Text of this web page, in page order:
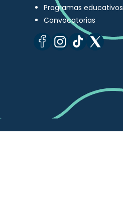
Programas educativos
Convocatorias